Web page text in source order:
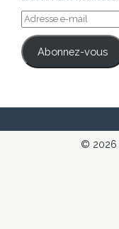
Adresse
e-
mail
Abonnez-vous
© 2026